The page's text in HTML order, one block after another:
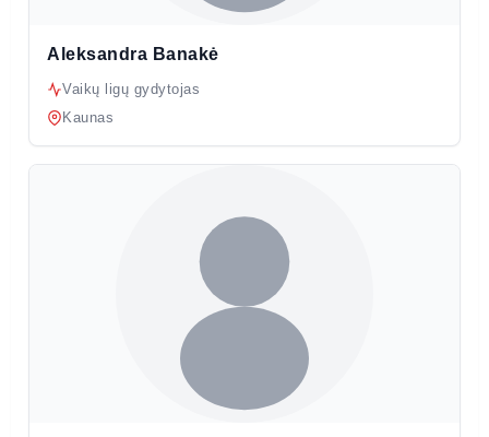
Aleksandra Banakė
Vaikų ligų gydytojas
Kaunas